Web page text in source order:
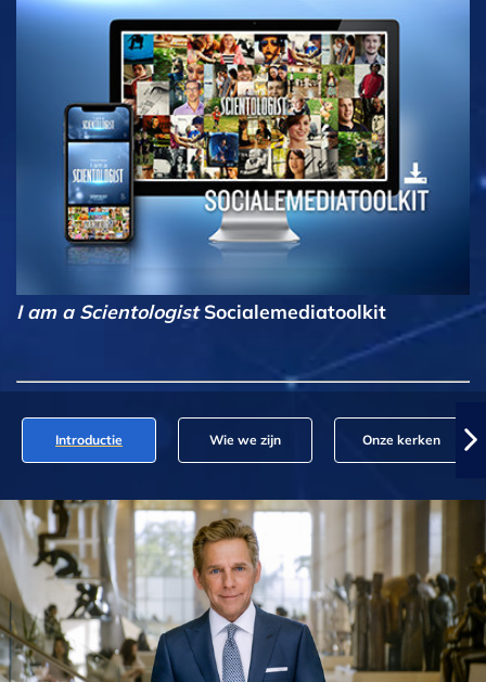
I am a ScientologistSocialemediatoolkit
Introductie Wie we zijn Onze kerken